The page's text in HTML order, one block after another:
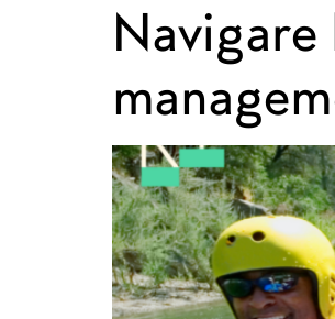
Navigare